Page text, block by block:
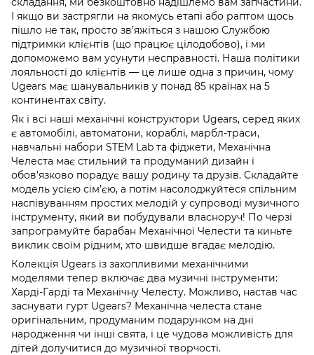
І якщо ви застрягли на якомусь етапі або раптом щось
пішло не так, просто зв’яжіться з нашою Службою
підтримки клієнтів (що працює цілодобово), і ми
допоможемо вам усунути несправності. Наша політики
лояльності до клієнтів — це лише одна з причин, чому
Ugears має шанувальників у понад 85 країнах на 5
континентах світу.
Як і всі наші механічні конструктори Ugears, серед яких
є автомобілі, автоматони, кораблі, марбл-траси,
навчальні набори STEM Lab та фіджети, Механічна
Челеста має стильний та продуманий дизайн і
обов’язково порадує вашу родину та друзів. Складайте
модель усією сім’єю, а потім насолоджуйтеся спільним
наспівуванням простих мелодій у супроводі музичного
інструменту, який ви побудували власноруч! По черзі
запрограмуйте барабан Механічної Челести та киньте
виклик своїм рідним, хто швидше вгадає мелодію.
Колекція Ugears із захопливими механічними
моделями тепер включає два музичні інструменти:
Харді-Гарді та Механічну Челесту. Можливо, настав час
заснувати гурт Ugears? Механічна челеста стане
оригінальним, продуманим подарунком на дні
народження чи інші свята, і це чудова можливість для
дітей долучитися до музичної творчості.